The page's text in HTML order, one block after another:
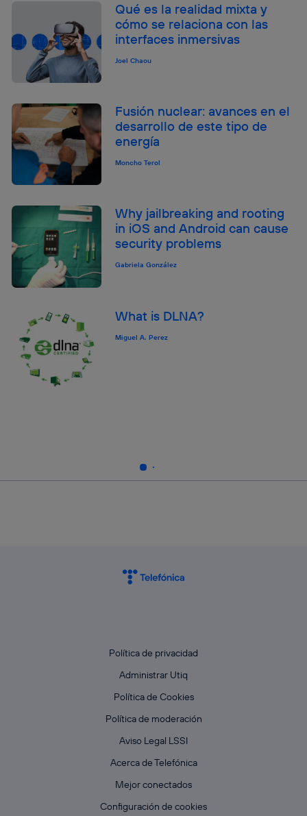
Qué es la realidad mixta y
cómo se relaciona con las
interfaces inmersivas
Joel Chaou
Fusión nuclear: avances en el
desarrollo de este tipo de
energía
Moncho Terol
Why jailbreaking and rooting
in iOS and Android can cause
security problems
Gabriela González
What is DLNA?
Miguel A. Perez
Política de privacidad
Administrar Utiq
Política de Cookies
Política de moderación
Aviso Legal LSSI
Acerca de Telefónica
Mejor conectados
Configuración de cookies